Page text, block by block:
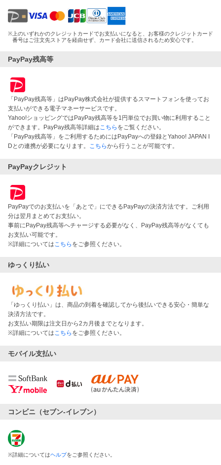
※ 上のいずれかのクレジットカードでお支払いになると、お客様のクレジットカード
番号はご注文先ストアを経由せず、カード会社に送信されるため安心です。
PayPay残高等
「PayPay残高等」はPayPay株式会社が提供するスマートフォンを使ってお
支払いができる電子マネーサービスです。
Yahoo!ショッピングではPayPay残高等を1円単位でお買い物に利用すること
ができます。PayPay残高等詳細はこちら をご覧ください。
「PayPay残高等」をご利用するためにはPayPayへの登録とYahoo! JAPAN I
Dとの連携が必要になります。 こちらから行うことが可能です。
PayPayクレジット
PayPayでのお支払いを「あとで」にできるPayPayの決済方法です。ご利用
分は翌月まとめてお支払い。
事前にPayPay残高等へチャージする必要がなく、PayPay残高等がなくても
お支払い可能です。
※詳細についてはこちら をご参照ください。
ゆっくり払い
「ゆっくり払い」は、商品の到着を確認してから後払いできる安心・簡単な
決済方法です。
お支払い期限は注文日から2カ月後までとなります。
※詳細についてはこちら をご参照ください。
モバイル支払い
コンビニ（セブン-イレブン）
※詳細についてはヘルプをご参照ください。